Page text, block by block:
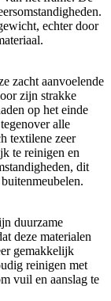
echter door
zacht aanvoelende
zijn strakke
op het einde
alle
textilene zeer
te reinigen en
dit
duurzame
deze materialen
gemakkelijk
reinigen met
vuil en aanslag te